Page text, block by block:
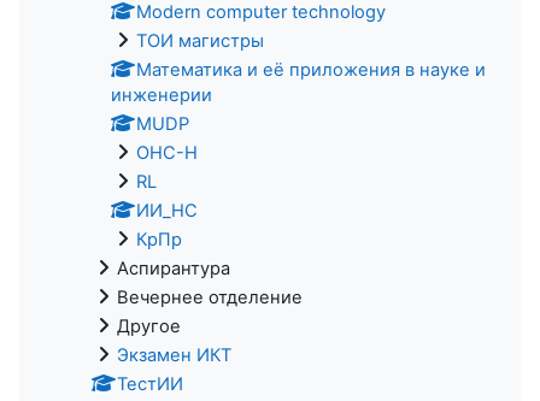
Modern computer technology
ТОИ магистры
Математика и её приложения в науке и
инженерии
MUDP
ОНС-Н
RL
ИИ_НС
КрПр
Аспирантура
Вечернее отделение
Другое
Экзамен ИКТ
ТестИИ